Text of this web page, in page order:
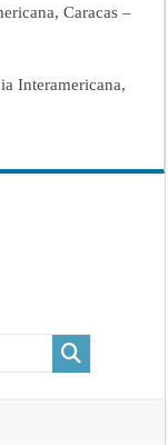
Caracas –
Interamericana,